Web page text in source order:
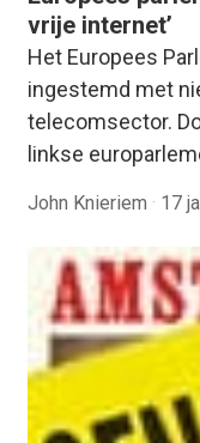
vrije internet’
Het Europees
ingestemd met
telecomsector.
linkse
John Knieriem · 17